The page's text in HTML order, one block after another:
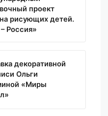
проект
рисующих детей.
Россия»
декоративной
Ольги
«Миры